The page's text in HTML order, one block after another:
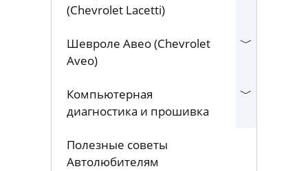
(Chevrolet Lacetti)
Шевроле Авео (Chevrolet
Aveo)
Компьютерная
диагностика и прошивка
Полезные советы
Автолюбителям